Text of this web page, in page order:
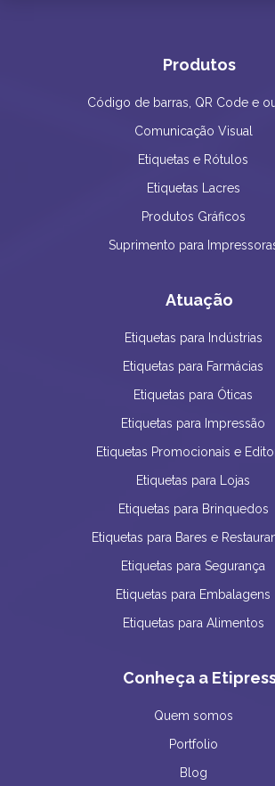
Produtos
Código de barras, QR Code e
Comunicação Visual
Etiquetas e Rótulos
Etiquetas Lacres
Produtos Gráficos
Suprimento para
Atuação
Etiquetas para Indústrias
Etiquetas para Farmácias
Etiquetas para Óticas
Etiquetas para Impressão
Etiquetas Promocionais e
Etiquetas para Lojas
Etiquetas para Brinquedos
Etiquetas para Bares e
Etiquetas para Segurança
Etiquetas para Embalagens
Etiquetas para Alimentos
Conheça a
Quem somos
Portfolio
Blog